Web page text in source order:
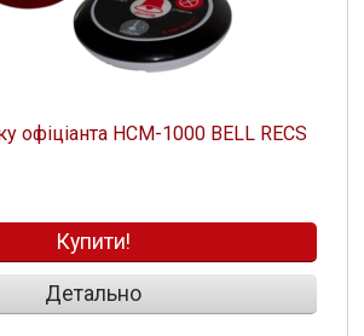
офіціанта HCM-1000 BELL RECS
Купити!
Детально